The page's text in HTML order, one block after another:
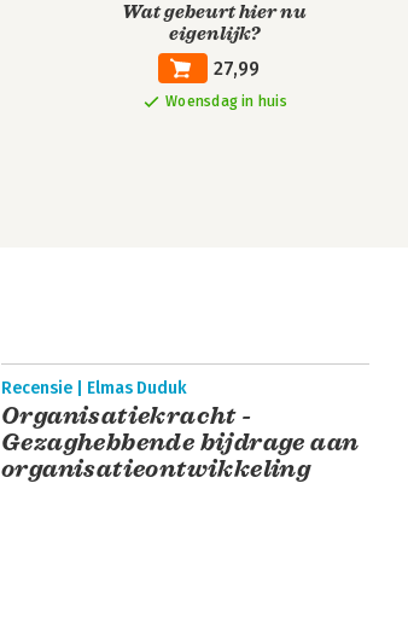
Wat gebeurt hier nu
eigenlijk?
27,99
Woensdag in huis
Recensie | Elmas Duduk
Organisatiekracht -
Gezaghebbende bijdrage aan
organisatieontwikkeling